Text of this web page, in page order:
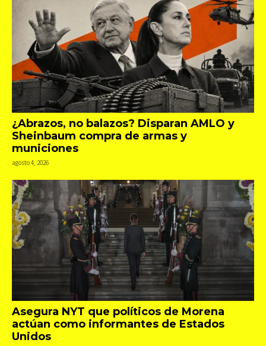
¿Abrazos, no balazos? Disparan AMLO y
Sheinbaum compra de armas y
municiones
agosto 4, 2026
Asegura NYT que políticos de Morena
actúan como informantes de Estados
Unidos